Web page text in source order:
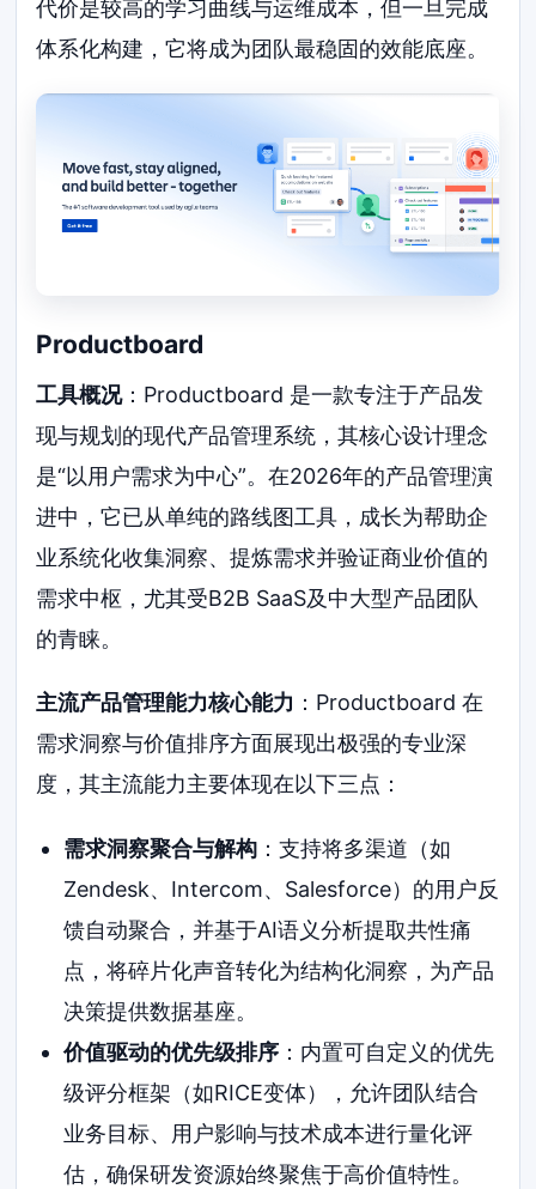
代价是较高的学习曲线与运维成本，但一旦完成
体系化构建，它将成为团队最稳固的效能底座。
Productboard
工具概况：Productboard 是一款专注于产品发
现与规划的现代产品管理系统，其核心设计理念
是“以用户需求为中心”。在2026年的产品管理演
进中，它已从单纯的路线图工具，成长为帮助企
业系统化收集洞察、提炼需求并验证商业价值的
需求中枢，尤其受B2B SaaS及中大型产品团队
的青睐。
主流产品管理能力核心能力 ：Productboard 在
需求洞察与价值排序方面展现出极强的专业深
度，其主流能力主要体现在以下三点：
需求洞察聚合与解构：支持将多渠道（如
Zendesk、Intercom、Salesforce）的用户反
馈自动聚合，并基于AI语义分析提取共性痛
点，将碎片化声音转化为结构化洞察，为产品
决策提供数据基座。
价值驱动的优先级排序：内置可自定义的优先
级评分框架（如RICE变体），允许团队结合
业务目标、用户影响与技术成本进行量化评
估，确保研发资源始终聚焦于高价值特性。